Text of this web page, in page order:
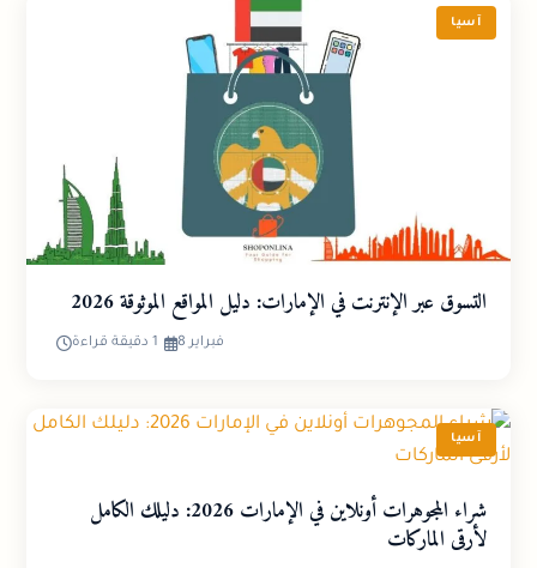
آسيا
التسوق عبر الإنترنت في الإمارات: دليل المواقع الموثوقة 2026
1 دقيقة قراءة فبراير 8
آسيا
شراء المجوهرات أونلاين في الإمارات 2026: دليلك الكامل
لأرقى الماركات